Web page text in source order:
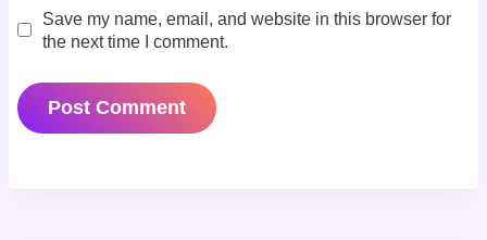
Save my name, email, and website in this browser for
the next time I comment.